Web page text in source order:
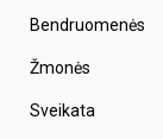
Bendruomenės
Žmonės
Sveikata